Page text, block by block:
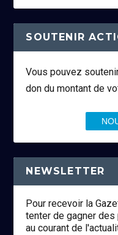
SOUTENIR
Vous pouvez
don du montant de
NEWSLETTER
Pour recevoir la
tenter de gagner
au courant de